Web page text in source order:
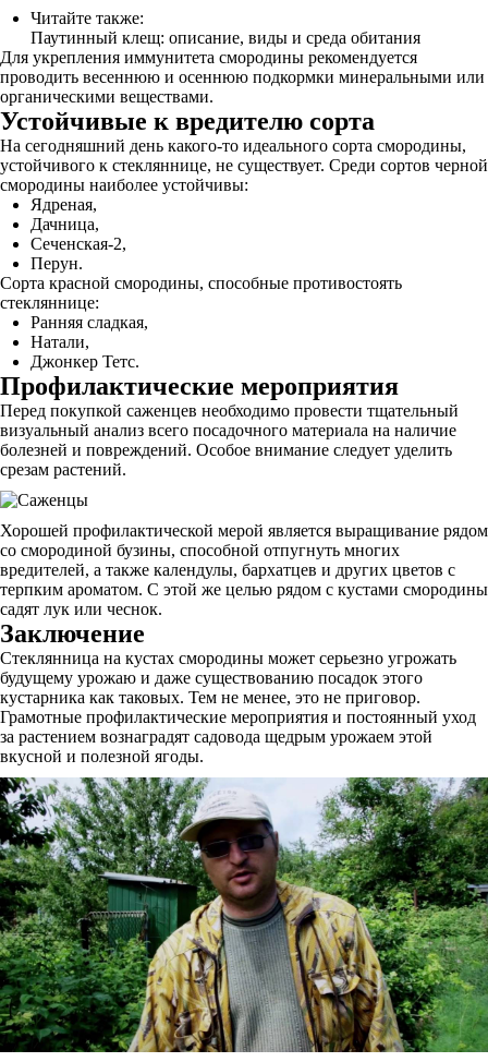
Читайте также:
Паутинный клещ: описание, виды и среда обитания
Для укрепления иммунитета смородины рекомендуется
проводить весеннюю и осеннюю подкормки минеральными или
органическими веществами.
Устойчивые к вредителю сорта
На сегодняшний день какого-то идеального сорта смородины,
устойчивого к стекляннице, не существует. Среди сортов черной
смородины наиболее устойчивы:
Ядреная,
Дачница,
Сеченская-2,
Перун.
Сорта красной смородины, способные противостоять
стекляннице:
Ранняя сладкая,
Натали,
Джонкер Тетс.
Профилактические мероприятия
Перед покупкой саженцев необходимо провести тщательный
визуальный анализ всего посадочного материала на наличие
болезней и повреждений. Особое внимание следует уделить
срезам растений.
Хорошей профилактической мерой является выращивание рядом
со смородиной бузины, способной отпугнуть многих
вредителей, а также календулы, бархатцев и других цветов с
терпким ароматом. С этой же целью рядом с кустами смородины
садят лук или чеснок.
Заключение
Стеклянница на кустах смородины может серьезно угрожать
будущему урожаю и даже существованию посадок этого
кустарника как таковых. Тем не менее, это не приговор.
Грамотные профилактические мероприятия и постоянный уход
за растением вознаградят садовода щедрым урожаем этой
вкусной и полезной ягоды.